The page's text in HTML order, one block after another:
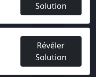
Solution
Révéler
Solution